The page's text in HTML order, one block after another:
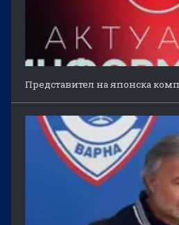
Представител на японска